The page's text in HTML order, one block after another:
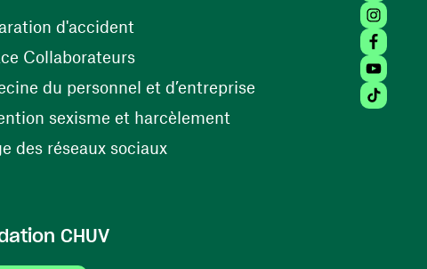
d'accident(ouvre une nouvelle fenêtre)
Collaborateurs(ouvre une nouvelle fenêtre)
du personnel et d’entreprise(ouvre une nouvelle
sexisme et harcèlement(ouvre une nouvelle
des réseaux sociaux(ouvre une nouvelle fenêtre)
CHUV
Tiktok